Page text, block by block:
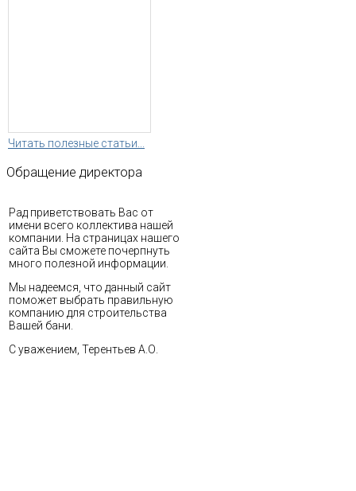
Читать полезные статьи...
Обращение директора
Рад приветствовать Вас от
имени всего коллектива нашей
компании. На страницах нашего
сайта Вы сможете почерпнуть
много полезной информации.
Мы надеемся, что данный сайт
поможет выбрать правильную
компанию для строительства
Вашей бани.
С уважением, Терентьев А.О.